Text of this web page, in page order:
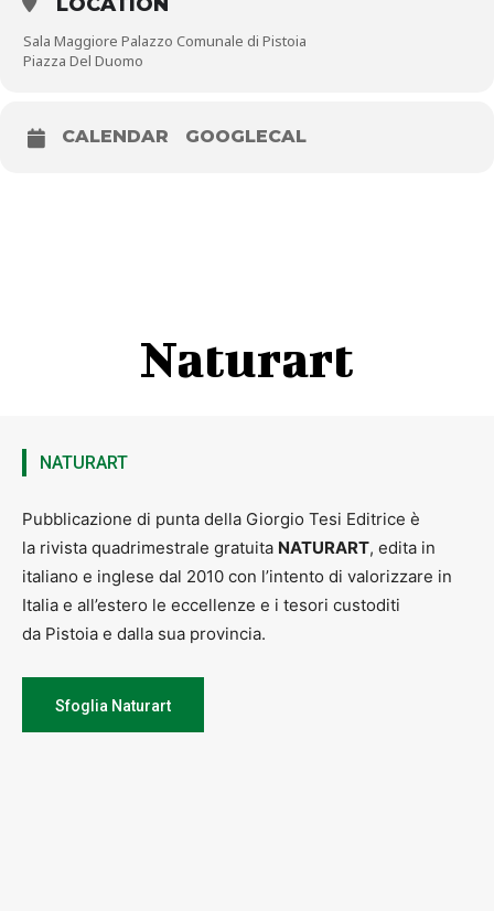
Sala Maggiore Palazzo Comunale di Pistoia
Piazza Del Duomo
CALENDAR GOOGLECAL
Naturart
NATURART
Pubblicazione di punta della Giorgio Tesi Editrice è
la rivista quadrimestrale gratuita NATURART, edita in
italiano e inglese dal 2010 con l’intento di valorizzare in
Italia e all’estero le eccellenze e i tesori custoditi
da Pistoia e dalla sua provincia.
Sfoglia Naturart